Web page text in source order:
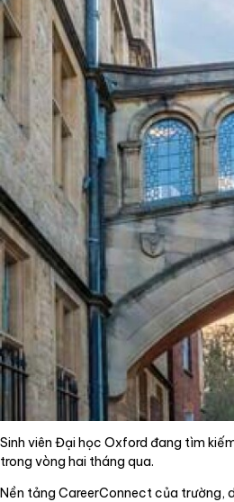
Sinh viên Đại học Oxford đang tìm
trong vòng hai tháng qua.
Nền tảng CareerConnect của trường,